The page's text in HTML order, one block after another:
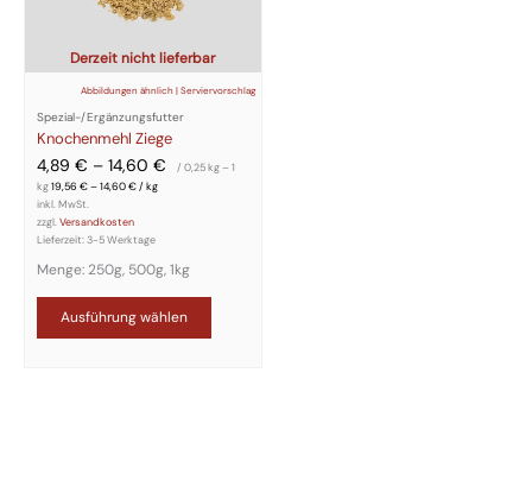
Derzeit nicht lieferbar
Abbildungen ähnlich | Serviervorschlag
Spezial-/Ergänzungsfutter
Knochenmehl Ziege
4,89 € – 14,60 € / 0,25kg– 1
kg19,56 €–14,60€/kg
inkl. MwSt.
zzgl.Versandkosten
Lieferzeit:3-5 Werktage
Menge: 250g, 500g, 1kg
Ausführung wählen
gewählt
werden